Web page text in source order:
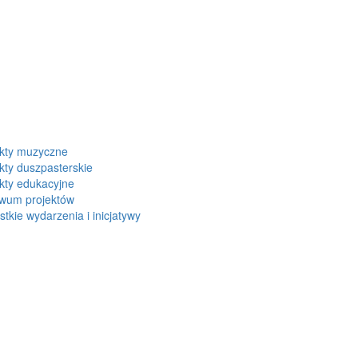
muzyczne
duszpasterskie
edukacyjne
projektów
wydarzenia i inicjatywy